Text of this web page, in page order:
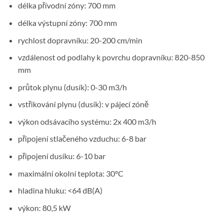
délka přívodní zóny: 700 mm
délka výstupní zóny: 700 mm
rychlost dopravníku: 20-200 cm/min
vzdálenost od podlahy k povrchu dopravníku: 820-850
mm
průtok plynu (dusík): 0-30 m3/h
vstřikování plynu (dusík): v pájecí zóně
výkon odsávacího systému: 2x 400 m3/h
připojení stlačeného vzduchu: 6-8 bar
připojení dusíku: 6-10 bar
maximální okolní teplota: 30°C
hladina hluku: <64 dB(A)
výkon: 80,5 kW